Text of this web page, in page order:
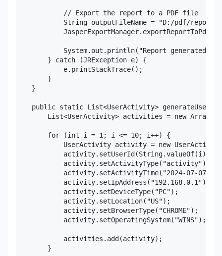
            // Export the report to a PDF file
String outputFileName = "D:/pdf/
System.out.println("Report generated
        } catch (JRException e) {
            e.printStackTrace();
        }
    }
public static List<UserActivity>
List<UserActivity> activities = new
        for (int i = 1; i <= 10; i++) {
UserActivity activity = new
            activity.setUserId(String.valueOf(i));
            activity.setActivityType("activity");
activity.setActivityTime("2024-07-07
            activity.setIpAddress("192.168.0.1");
            activity.setDeviceType("PC");
            activity.setLocation("US");
            activity.setBrowserType("CHROME");
            activity.setOperatingSystem("WINS");
            activities.add(activity);
        }